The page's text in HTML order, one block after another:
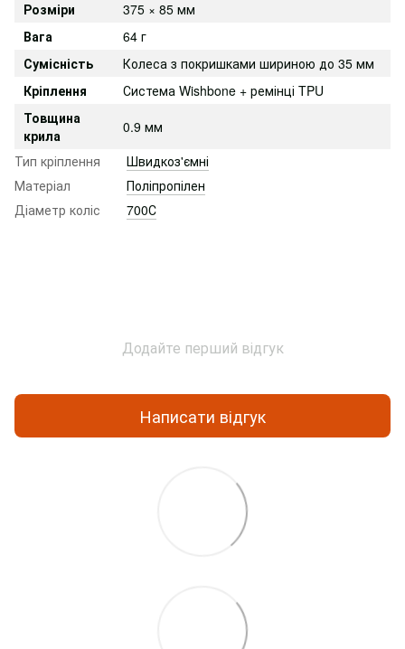
Розміри
375 × 85 мм
Вага
64 г
Сумісність
Колеса з покришками шириною до 35 мм
Кріплення
Система Wishbone + ремінці TPU
Товщина
крила
0.9 мм
Тип кріплення
Швидкоз'ємні
Матеріал
Поліпропілен
Діаметр коліс
700С
Додайте перший відгук
Написати відгук